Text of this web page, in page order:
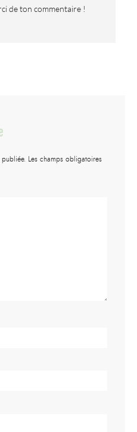
de ton commentaire !
Les champs obligatoires